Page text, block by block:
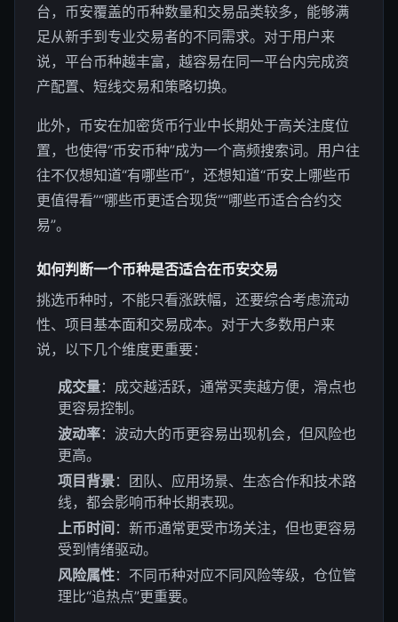
台，币安覆盖的币种数量和交易品类较多，能够满
足从新手到专业交易者的不同需求。对于用户来
说，平台币种越丰富，越容易在同一平台内完成资
产配置、短线交易和策略切换。
此外，币安在加密货币行业中长期处于高关注度位
置，也使得“币安币种”成为一个高频搜索词。用户往
往不仅想知道“有哪些币”，还想知道“币安上哪些币
更值得看”“哪些币更适合现货”“哪些币适合合约交
易”。
如何判断一个币种是否适合在币安交易
挑选币种时，不能只看涨跌幅，还要综合考虑流动
性、项目基本面和交易成本。对于大多数用户来
说，以下几个维度更重要：
成交量：成交越活跃，通常买卖越方便，滑点也
更容易控制。
波动率：波动大的币更容易出现机会，但风险也
更高。
项目背景：团队、应用场景、生态合作和技术路
线，都会影响币种长期表现。
上币时间 ：新币通常更受市场关注，但也更容易
受到情绪驱动。
风险属性：不同币种对应不同风险等级，仓位管
理比“追热点”更重要。